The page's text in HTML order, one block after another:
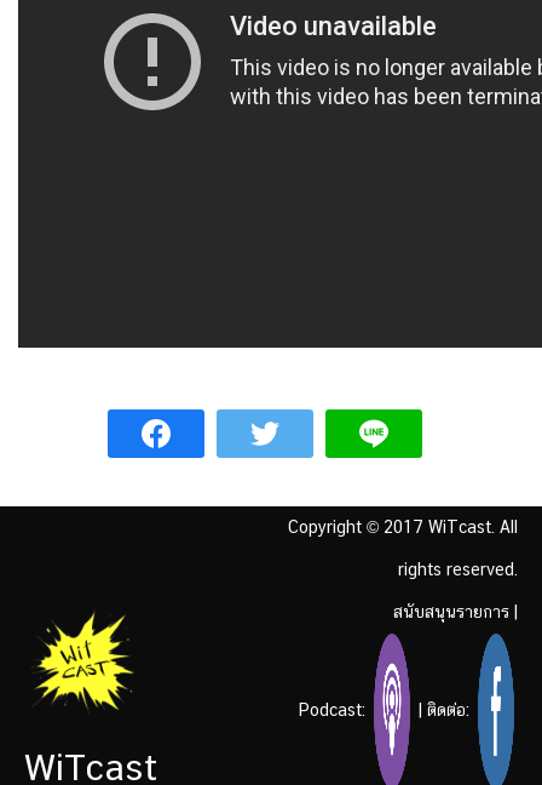
WiTcast
Copyright © 2017 WiTcast. All
rights reserved.
สนับสนุนรายการ
Podcast: | ติดต่อ: